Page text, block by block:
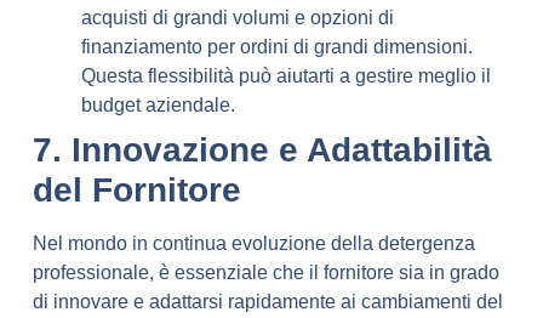
acquisti di grandi volumi e opzioni di
finanziamento per ordini di grandi dimensioni.
Questa flessibilità può aiutarti a gestire meglio il
budget aziendale.
7. Innovazione e Adattabilità
del Fornitore
Nel mondo in continua evoluzione della detergenza
professionale, è essenziale che il fornitore sia in grado
di innovare e adattarsi rapidamente ai cambiamenti del